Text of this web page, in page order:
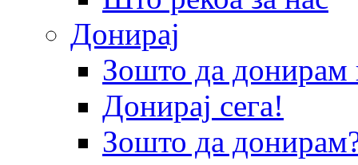
Донирај
Зошто да
Донирај сега!
Зошто да